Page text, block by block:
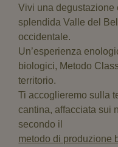
Descrizione
Vivi una degustazione
splendida Valle del
occidentale.
Un’esperienza
biologici, Metodo
territorio.
Ti accoglieremo sulla
cantina, affacciata sui
secondo il
metodo di produzione